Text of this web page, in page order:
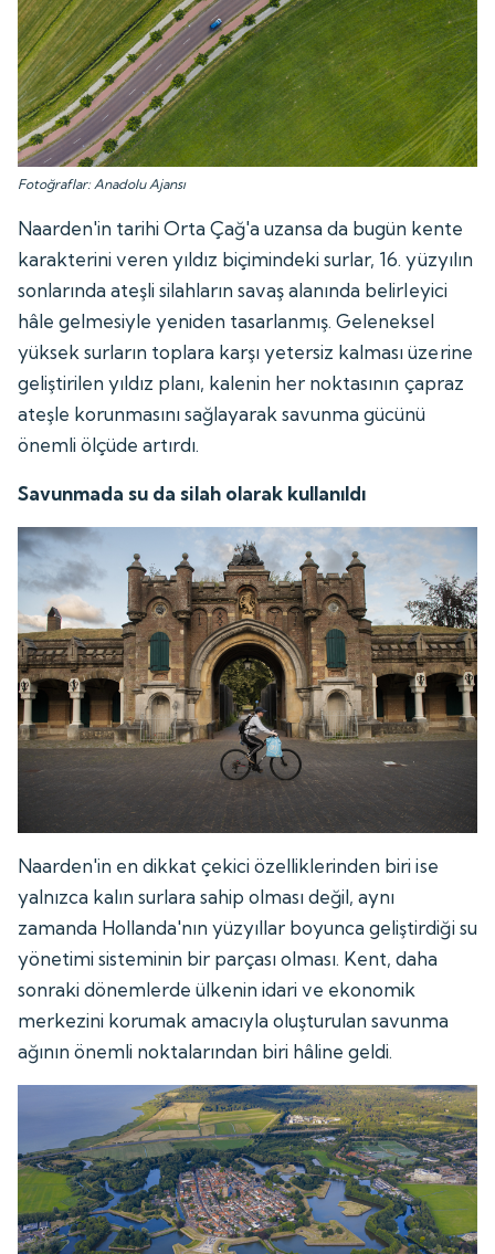
Fotoğraflar: Anadolu Ajansı
Naarden'in tarihi Orta Çağ'a uzansa da bugün kente
karakterini veren yıldız biçimindeki surlar, 16. yüzyılın
sonlarında ateşli silahların savaş alanında belirleyici
hâle gelmesiyle yeniden tasarlanmış. Geleneksel
yüksek surların toplara karşı yetersiz kalması üzerine
geliştirilen yıldız planı, kalenin her noktasının çapraz
ateşle korunmasını sağlayarak savunma gücünü
önemli ölçüde artırdı.
Savunmada su da silah olarak kullanıldı
Naarden'in en dikkat çekici özelliklerinden biri ise
yalnızca kalın surlara sahip olması değil, aynı
zamanda Hollanda'nın yüzyıllar boyunca geliştirdiği su
yönetimi sisteminin bir parçası olması. Kent, daha
sonraki dönemlerde ülkenin idari ve ekonomik
merkezini korumak amacıyla oluşturulan savunma
ağının önemli noktalarından biri hâline geldi.